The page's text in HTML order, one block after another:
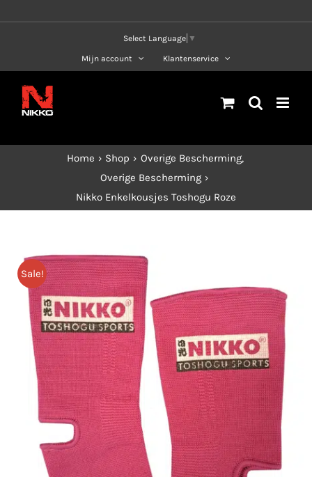
Select Language ▼
Mijn account Klantenservice
Home Shop
Overige Bescherming
Overige Bescherming
Nikko Enkelkousjes Toshogu Roze
Sale!